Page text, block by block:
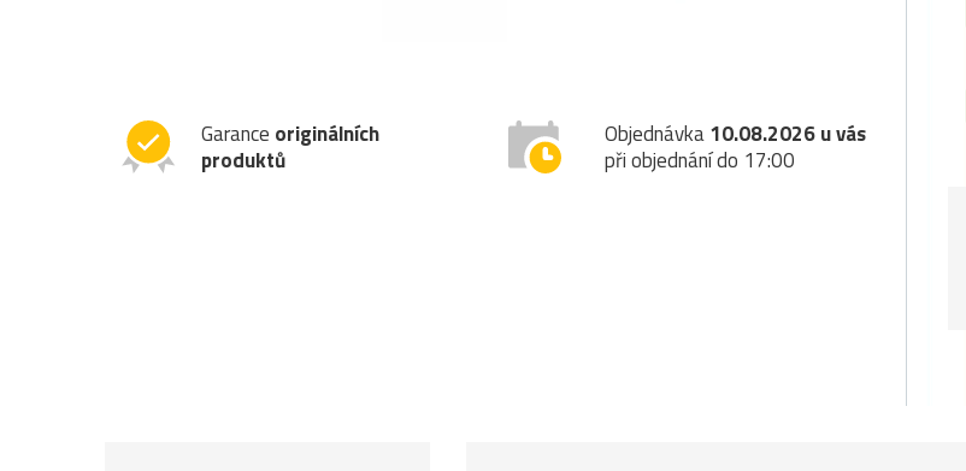
Garance originálních
produktů
Objednávka10.08.2026 u vás
při objednání do 17:00